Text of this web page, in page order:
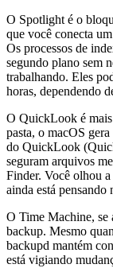
O Spotlight é o
que você conecta
Os processos de
segundo plano sem
trabalhando. Eles
horas, dependendo
O QuickLook é
pasta, o macOS
do QuickLook (
seguram arquivos
Finder. Você olhou
ainda está pensando
O Time Machine, se
backup. Mesmo
backupd mantém
está vigiando